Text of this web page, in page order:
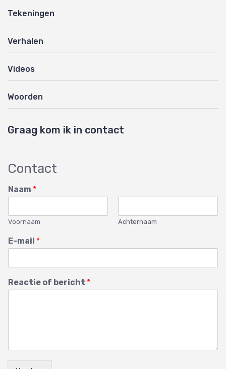
Tekeningen
Verhalen
Videos
Woorden
Graag kom ik in contact
Contact
Naam *
Voornaam Achternaam
E-mail *
Reactie of bericht *